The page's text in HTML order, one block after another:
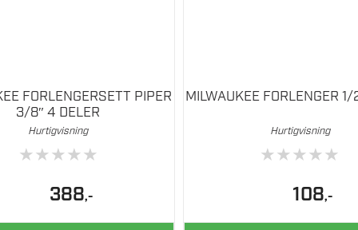
FORLENGERSETT PIPER
3/8″ 4 DELER
Hurtigvisning
★★★★★
388,-
MILWAUKEE FORLENGER
Hurtigvisning
★★★★★
108,-